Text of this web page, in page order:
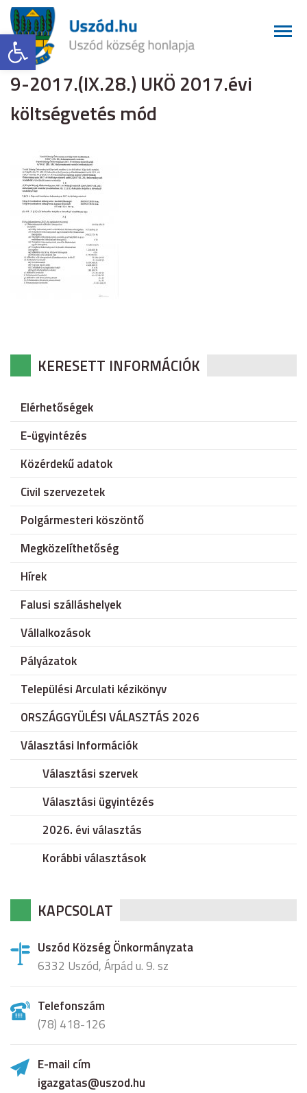
Eszköztár megnyitása
9-2017.(IX.28.) UKÖ 2017.évi
költségvetés mód
KERESETT INFORMÁCIÓK
Elérhetőségek
E-ügyintézés
Közérdekű adatok
Civil szervezetek
Polgármesteri köszöntő
Megközelíthetőség
Hírek
Falusi szálláshelyek
Vállalkozások
Pályázatok
Települési Arculati kézikönyv
ORSZÁGGYÜLÉSI VÁLASZTÁS 2026
Választási Információk
Választási szervek
Választási ügyintézés
2026. évi választás
Korábbi választások
KAPCSOLAT
Uszód Község Önkormányzata
6332 Uszód, Árpád u. 9. sz
Telefonszám
(78) 418-126
E-mail cím
igazgatas@uszod.hu